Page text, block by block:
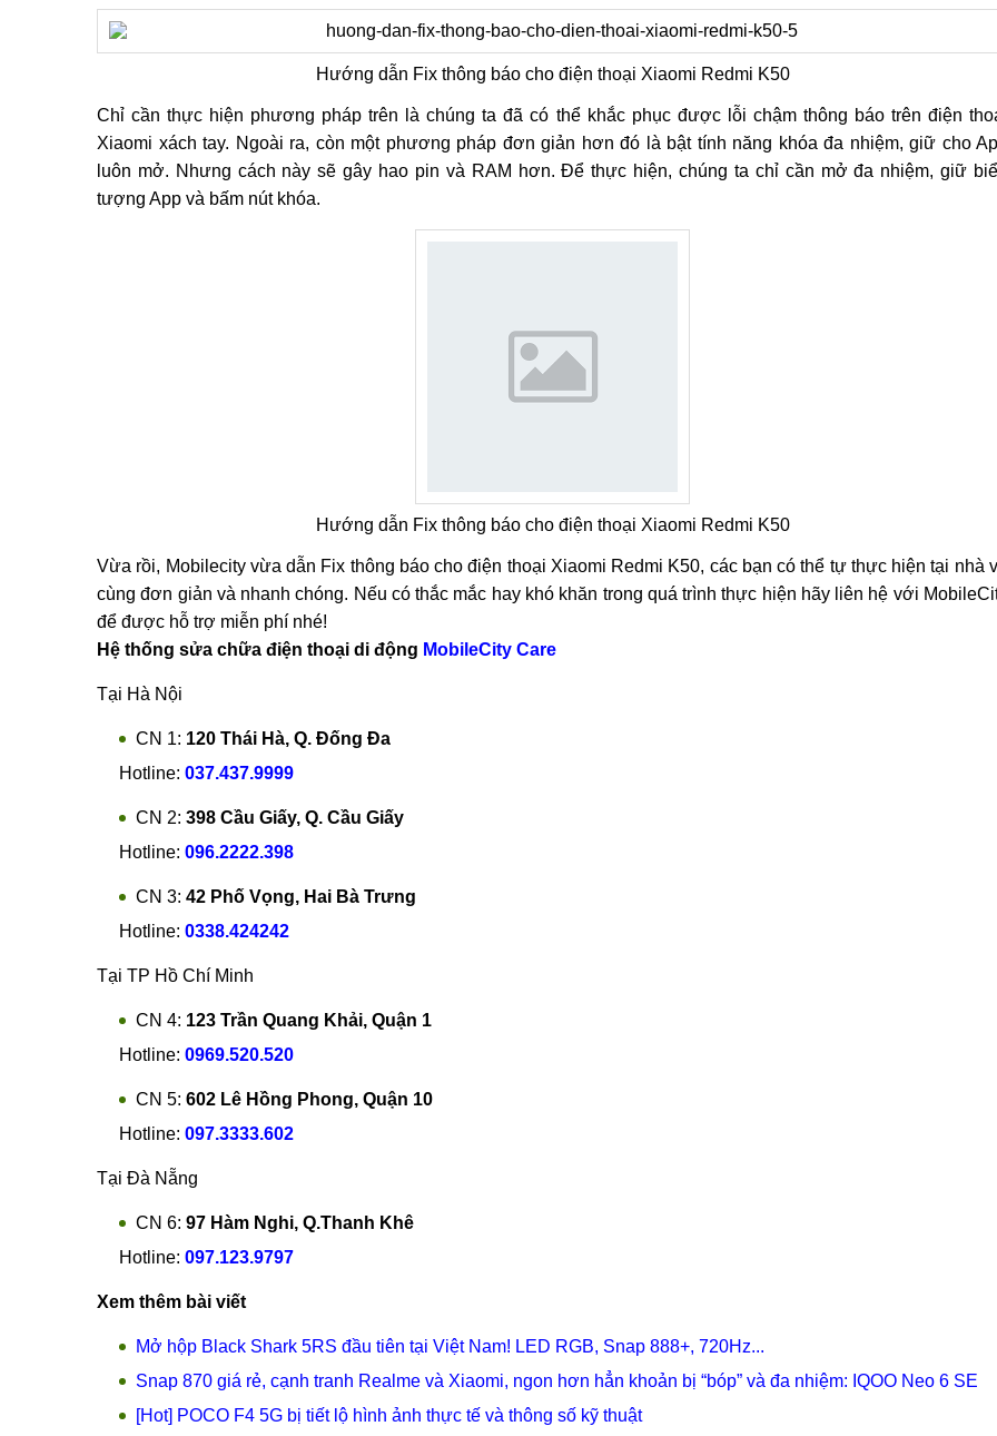
Hướng dẫn Fix thông báo cho điện thoại Xiaomi Redmi K50
Chỉ cần thực hiện phương pháp trên là chúng ta đã có thể khắc phục được lỗi chậm thông báo trên điện
Xiaomi xách tay. Ngoài ra, còn một phương pháp đơn giản hơn đó là bật tính năng khóa đa nhiệm, giữ cho
luôn mở. Nhưng cách này sẽ gây hao pin và RAM hơn. Để thực hiện, chúng ta chỉ cần mở đa nhiệm, giữ
tượng App và bấm nút khóa.
Hướng dẫn Fix thông báo cho điện thoại Xiaomi Redmi K50
Vừa rồi, Mobilecity vừa dẫn Fix thông báo cho điện thoại Xiaomi Redmi K50, các bạn có thể tự thực hiện tại nhà
cùng đơn giản và nhanh chóng. Nếu có thắc mắc hay khó khăn trong quá trình thực hiện hãy liên hệ với
để được hỗ trợ miễn phí nhé!
Hệ thống sửa chữa điện thoại di động MobileCity Care
Tại Hà Nội
CN 1: 120 Thái Hà, Q. Đống Đa
Hotline: 037.437.9999
CN 2: 398 Cầu Giấy, Q. Cầu Giấy
Hotline: 096.2222.398
CN 3: 42 Phố Vọng, Hai Bà Trưng
Hotline: 0338.424242
Tại TP Hồ Chí Minh
CN 4: 123 Trần Quang Khải, Quận 1
Hotline: 0969.520.520
CN 5: 602 Lê Hồng Phong, Quận 10
Hotline: 097.3333.602
Tại Đà Nẵng
CN 6: 97 Hàm Nghi, Q.Thanh Khê
Hotline: 097.123.9797
Xem thêm bài viết
Mở hộp Black Shark 5RS đầu tiên tại Việt Nam! LED RGB, Snap 888+, 720Hz...
Snap 870 giá rẻ, cạnh tranh Realme và Xiaomi, ngon hơn hẳn khoản bị “bóp” và đa nhiệm: IQOO Neo 6 SE
[Hot] POCO F4 5G bị tiết lộ hình ảnh thực tế và thông số kỹ thuật